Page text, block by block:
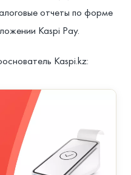
отчеты по форме
Kaspi Pay.⁣
Kaspi.kz:⁣